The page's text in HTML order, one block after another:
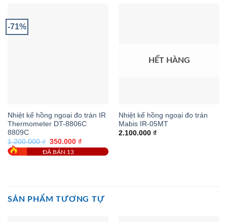
-71%
Nhiệt kế hồng ngoại đo trán IR
Thermometer DT-8806C
8809C
1.200.000₫ Giá
gốc
là:
350.000 ₫Giá
hiện
tại
ĐÃ BÁN 13
HẾT HÀNG
Nhiệt kế hồng ngoại đo trán
Mabis IR-05MT
2.100.000 ₫
SẢN PHẨM TƯƠNG TỰ